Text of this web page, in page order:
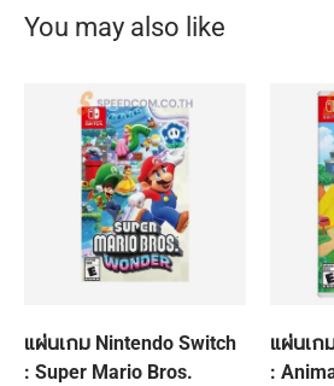
You may also like
แผ่นเกม Nintendo Switch
: Super Mario Bros.
แผ่นเก
: